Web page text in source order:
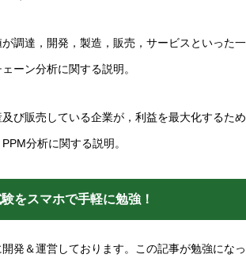
が調達，開発，製造，販売，サービスといっ
ーン分析に関する説明。
及び販売している企業が，利益を最大化する
分析に関する説明。
をスマホで手軽に勉強！
開発＆運営しております。この記事が勉強に